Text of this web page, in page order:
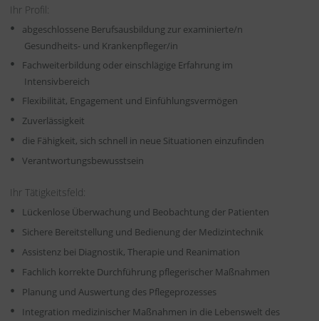
Ihr Profil:
abgeschlossene Berufsausbildung zur examinierte/n
Gesundheits- und Krankenpfleger/in
Fachweiterbildung oder einschlägige Erfahrung im
Intensivbereich
Flexibilität, Engagement und Einfühlungsvermögen
Zuverlässigkeit
die Fähigkeit, sich schnell in neue Situationen einzufinden
Verantwortungsbewusstsein
Ihr Tätigkeitsfeld:
Lückenlose Überwachung und Beobachtung der Patienten
Sichere Bereitstellung und Bedienung der Medizintechnik
Assistenz bei Diagnostik, Therapie und Reanimation
Fachlich korrekte Durchführung pflegerischer Maßnahmen
Planung und Auswertung des Pflegeprozesses
Integration medizinischer Maßnahmen in die Lebenswelt des